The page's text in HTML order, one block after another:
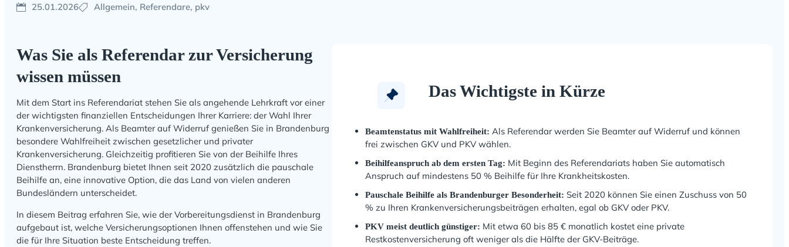
25.01.2026 Allgemein, Referendare, pkv
Was Sie als Referendar zur Versicherung
wissen müssen
Mit dem Start ins Referendariat stehen Sie als angehende Lehrkraft vor einer
der wichtigsten finanziellen Entscheidungen Ihrer Karriere: der Wahl Ihrer
Krankenversicherung. Als Beamter auf Widerruf genießen Sie in Brandenburg
besondere Wahlfreiheit zwischen gesetzlicher und privater
Krankenversicherung. Gleichzeitig profitieren Sie von der Beihilfe Ihres
Dienstherrn. Brandenburg bietet Ihnen seit 2020 zusätzlich die pauschale
Beihilfe an, eine innovative Option, die das Land von vielen anderen
Bundesländern unterscheidet.
In diesem Beitrag erfahren Sie, wie der Vorbereitungsdienst in Brandenburg
aufgebaut ist, welche Versicherungsoptionen Ihnen offenstehen und wie Sie
die für Ihre Situation beste Entscheidung treffen.
Das Wichtigste in Kürze
Beamtenstatus mit Wahlfreiheit: Als Referendar werden Sie Beamter auf Widerruf und können
frei zwischen GKV und PKV wählen.
Beihilfeanspruch ab dem ersten Tag: Mit Beginn des Referendariats haben Sie automatisch
Anspruch auf mindestens 50 % Beihilfe für Ihre Krankheitskosten.
Pauschale Beihilfe als Brandenburger Besonderheit: Seit 2020 können Sie einen Zuschuss von 50
% zu Ihren Krankenversicherungsbeiträgen erhalten, egal ob GKV oder PKV.
PKV meist deutlich günstiger: Mit etwa 60 bis 85 € monatlich kostet eine private
Restkostenversicherung oft weniger als die Hälfte der GKV-Beiträge.